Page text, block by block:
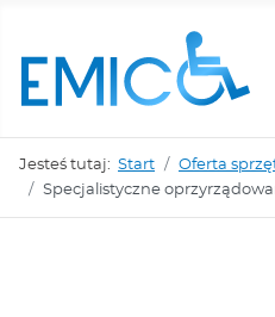
Jesteś tutaj: Start Oferta
Specjalistyczne